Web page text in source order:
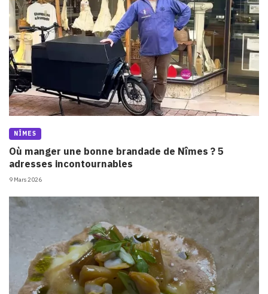
NÎMES
Où manger une bonne brandade de Nîmes ? 5
adresses incontournables
9 Mars 2026